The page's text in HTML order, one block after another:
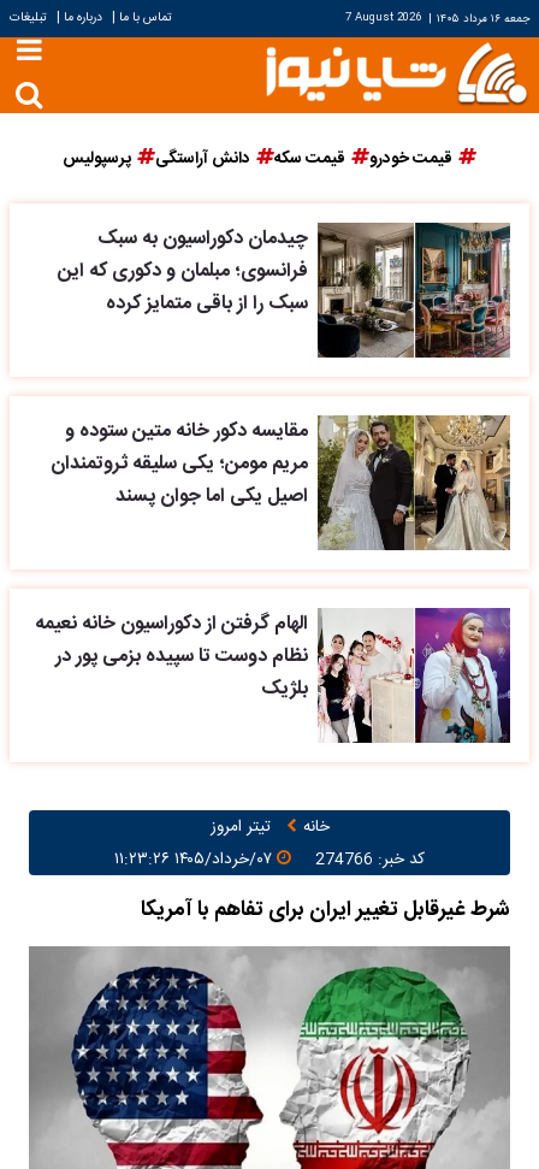
جمعه ۱۶ مرداد ۱۴۰۵ |
7 August 2026 تماس با ما | درباره ما | تبلیغات
قیمت خودرو قیمت سکه دانش آراستگی پرسپولیس
چیدمان دکوراسیون به سبک
فرانسوی؛ مبلمان و دکوری که این
سبک را از باقی متمایز کرده
مقایسه دکور خانه متین ستوده و
مریم مومن؛ یکی سلیقه ثروتمندان
اصیل یکی اما جوان پسند
الهام گرفتن از دکوراسیون خانه نعیمه
نظام دوست تا سپیده بزمی پور در
بلژیک
خانه
تیتر امروز
کد خبر: 274766
شرط غیرقابل تغییر ایران برای تفاهم با آمریکا